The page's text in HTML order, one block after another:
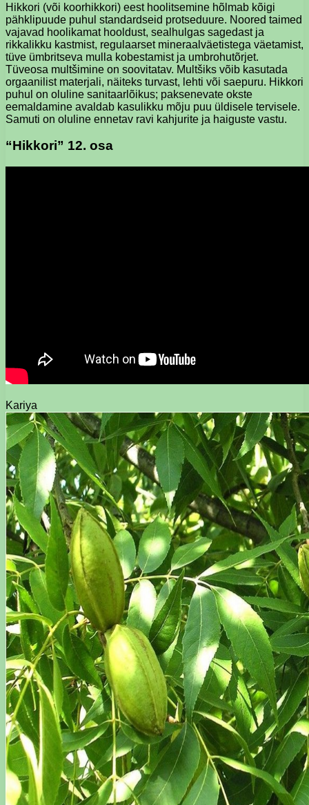
Hikkori (või koorhikkori) eest hoolitsemine hõlmab kõigi
pähklipuude puhul standardseid protseduure. Noored taimed
vajavad hoolikamat hooldust, sealhulgas sagedast ja
rikkalikku kastmist, regulaarset mineraalväetistega väetamist,
tüve ümbritseva mulla kobestamist ja umbrohutõrjet.
Tüveosa multšimine on soovitatav. Multšiks võib kasutada
orgaanilist materjali, näiteks turvast, lehti või saepuru. Hikkori
puhul on oluline sanitaarlõikus; paksenevate okste
eemaldamine avaldab kasulikku mõju puu üldisele tervisele.
Samuti on oluline ennetav ravi kahjurite ja haiguste vastu.
“Hikkori” 12. osa
Kariya